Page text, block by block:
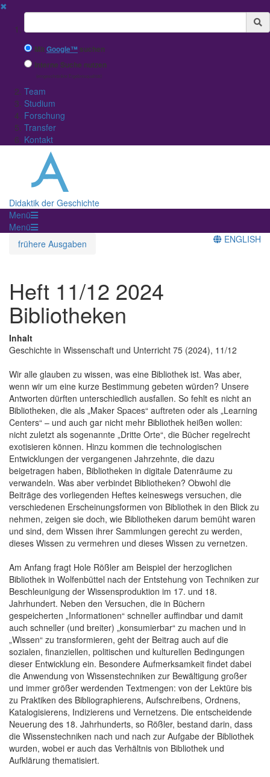
✖
Suchbegriff
MitGoogle™ suchen
Interne Suche nutzen
(eingeschränkte Ergebnisqualität)
Team
Studium
Forschung
Transfer
Kontakt
Didaktik der Geschichte
Menü
Menü
frühere Ausgaben
ENGLISH
Heft 11/12 2024
Bibliotheken
Inhalt
Geschichte in Wissenschaft und Unterricht 75 (2024), 11/12
Wir alle glauben zu wissen, was eine Bibliothek ist. Was aber,
wenn wir um eine kurze Bestimmung gebeten würden? Unsere
Antworten dürften unterschiedlich ausfallen. So fehlt es nicht an
Bibliotheken, die als „Maker Spaces“ auftreten oder als „Learning
Centers“ – und auch gar nicht mehr Bibliothek heißen wollen:
nicht zuletzt als sogenannte „Dritte Orte“, die Bücher regelrecht
exotisieren können. Hinzu kommen die technologischen
Entwicklungen der vergangenen Jahrzehnte, die dazu
beigetragen haben, Bibliotheken in digitale Datenräume zu
verwandeln. Was aber verbindet Bibliotheken? Obwohl die
Beiträge des vorliegenden Heftes keineswegs versuchen, die
verschiedenen Erscheinungsformen von Bibliothek in den Blick zu
nehmen, zeigen sie doch, wie Bibliotheken darum bemüht waren
und sind, dem Wissen ihrer Sammlungen gerecht zu werden,
dieses Wissen zu vermehren und dieses Wissen zu vernetzen.
Am Anfang fragt Hole Rößler am Beispiel der herzoglichen
Bibliothek in Wolfenbüttel nach der Entstehung von Techniken zur
Beschleunigung der Wissensproduktion im 17. und 18.
Jahrhundert. Neben den Versuchen, die in Büchern
gespeicherten „Informationen“ schneller auffindbar und damit
auch schneller (und breiter) „konsumierbar“ zu machen und in
„Wissen“ zu transformieren, geht der Beitrag auch auf die
sozialen, finanziellen, politischen und kulturellen Bedingungen
dieser Entwicklung ein. Besondere Aufmerksamkeit findet dabei
die Anwendung von Wissenstechniken zur Bewältigung großer
und immer größer werdenden Textmengen: von der Lektüre bis
zu Praktiken des Bibliographierens, Aufschreibens, Ordnens,
Katalogisierens, Indizierens und Vernetzens. Die entscheidende
Neuerung des 18. Jahrhunderts, so Rößler, bestand darin, dass
die Wissenstechniken nach und nach zur Aufgabe der Bibliothek
wurden, wobei er auch das Verhältnis von Bibliothek und
Aufklärung thematisiert.